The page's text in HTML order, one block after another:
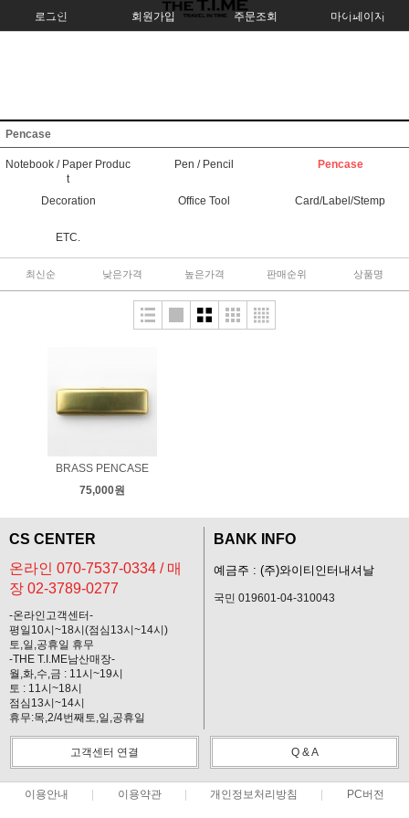
로그인 회원가입 주문조회 마이페이지
Pencase
Notebook / Paper Produc
t
Pen / Pencil Pencase
Decoration Office Tool Card/Label/Stemp
ETC.
최신순 낮은가격 높은가격 판매순위 상품명
BRASS PENCASE
75,000원
CS CENTER
온라인 070-7537-0334 / 매
장 02-3789-0277
-온라인고객센터-
평일10시~18시(점심13시~14시)
토,일,공휴일 휴무
-THE T.I.ME남산매장-
월,화,수,금 : 11시~19시
토 : 11시~18시
점심13시~14시
휴무:목,2/4번째토,일,공휴일
BANK INFO
예금주 : (주)와이티인터내셔날
국민 019601-04-310043
고객센터 연결 Q & A
이용안내 이용약관 개인정보처리방침 PC버전